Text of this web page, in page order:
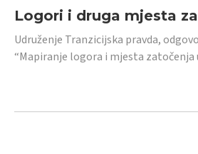
Logori i druga mjesta
Udruženje Tranzicijska pravda,
“Mapiranje logora i mjesta